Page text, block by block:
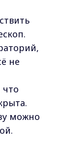
не
что
можно